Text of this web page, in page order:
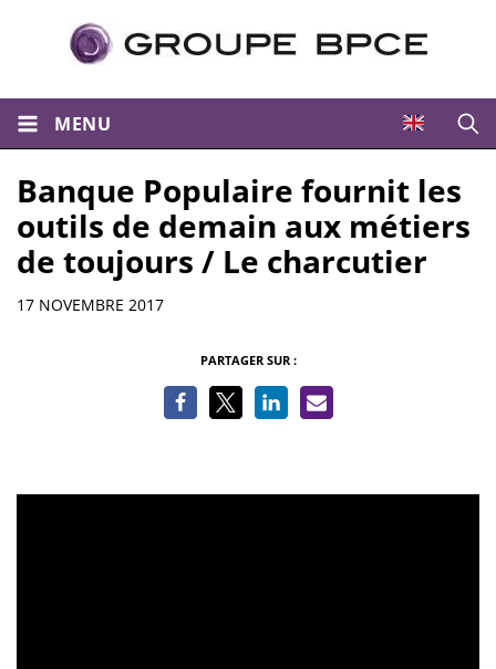
MENU
Banque Populaire fournit les
outils de demain aux métiers
de toujours / Le charcutier
Informations
17 NOVEMBRE 2017
PARTAGER SUR :